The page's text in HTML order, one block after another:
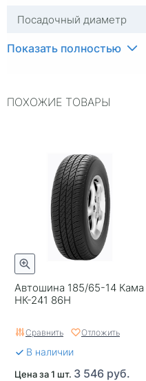
Посадочный диаметр
Индекс скорости
Типоразмер
Тип шины
С камерой
RunFlat
Комплектация
Шип
Гарантия
Показать полностью
ПОХОЖИЕ ТОВАРЫ
Автошина 185/65-14 Кама
НК-241 86Н
Сравнить Отложить
В наличии
Цена за 1 шт. 3 546 руб.